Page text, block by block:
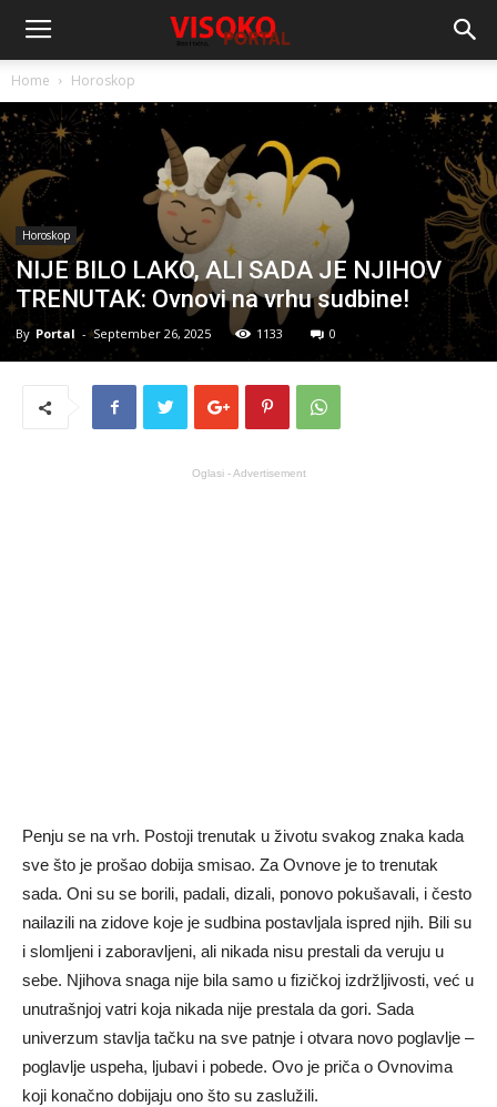
Home Horoskop
Horoskop
NIJE BILO LAKO, ALI SADA JE NJIHOV
TRENUTAK: Ovnovi na vrhu sudbine!
By Portal - September 26, 2025 1133 0
Oglasi - Advertisement
Penju se na vrh. Postoji trenutak u životu svakog znaka kada
sve što je prošao dobija smisao. Za Ovnove je to trenutak
sada. Oni su se borili, padali, dizali, ponovo pokušavali, i često
nailazili na zidove koje je sudbina postavljala ispred njih. Bili su
i slomljeni i zaboravljeni, ali nikada nisu prestali da veruju u
sebe. Njihova snaga nije bila samo u fizičkoj izdržljivosti, već u
unutrašnjoj vatri koja nikada nije prestala da gori. Sada
univerzum stavlja tačku na sve patnje i otvara novo poglavlje –
poglavlje uspeha, ljubavi i pobede. Ovo je priča o Ovnovima
koji konačno dobijaju ono što su zaslužili.